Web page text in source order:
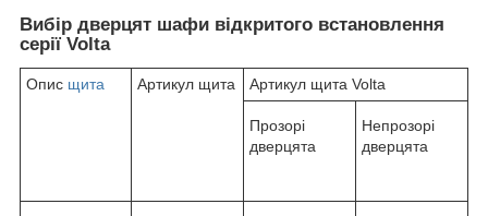
Вибір дверцят шафи відкритого встановлення
серії Volta
Опис щита Артикул щита Артикул щита Volta
Прозорі
дверцята
Непрозорі
дверцята